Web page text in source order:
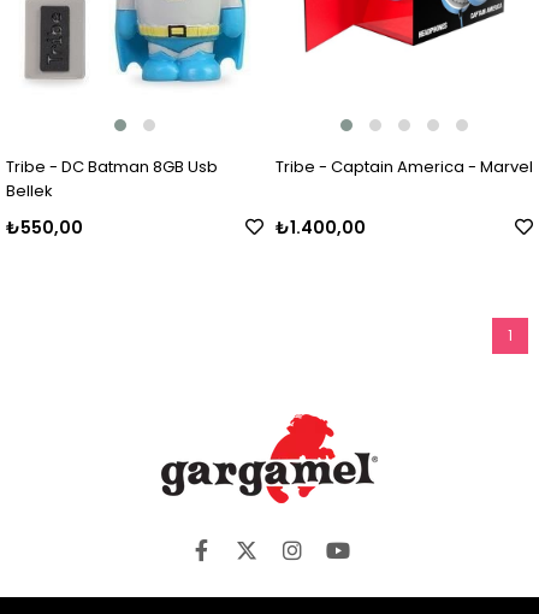
Tribe - DC Batman 8GB Usb
Bellek
₺550,00
Tribe - Captain America - Marvel
₺1.400,00
1